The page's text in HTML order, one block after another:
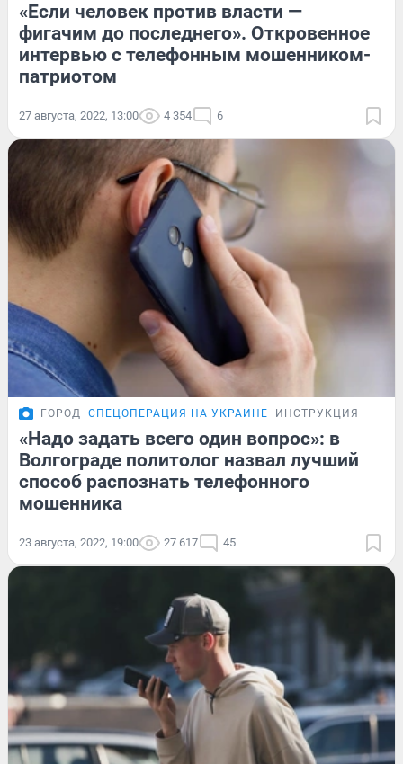
«Если человек против власти —
фигачим до последнего». Откровенное
интервью с телефонным мошенником-
патриотом
27 августа, 2022, 13:00 4 354 6
ГОРОД СПЕЦОПЕРАЦИЯ НА УКРАИНЕ ИНСТРУКЦИЯ
«Надо задать всего один вопрос»: в
Волгограде политолог назвал лучший
способ распознать телефонного
мошенника
23 августа, 2022, 19:00 27 617 45